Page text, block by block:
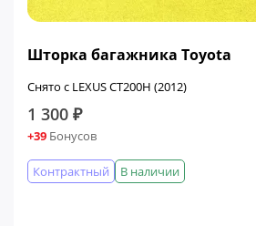
Шторка багажника Toyota
Снято с LEXUS CT200H (2012)
1 300 ₽
+39 Бонусов
В наличии
Контрактный